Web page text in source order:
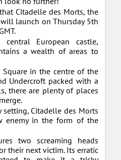
Citadelle des Morts, the
launch on Thursday 5th
European castle,
a wealth of areas to
in the centre of the
Undercroft packed with a
there are plenty of places
Citadelle des Morts
enemy in the form of the
two screaming heads
their next victim. Its erratic